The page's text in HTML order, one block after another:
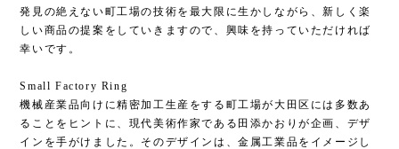
発見の絶えない町工場の技術を最大限に生かしながら、新しく楽
しい商品の提案をしていきますので、興味を持っていただければ
幸いです。
Small Factory Ring
機械産業品向けに精密加工生産をする町工場が大田区には多数あ
ることをヒントに、現代美術作家である田添かおりが企画、デザ
インを手がけました。そのデザインは、金属工業品をイメージし